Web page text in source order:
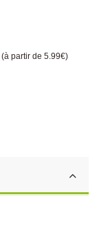
(à partir de 5.99€)